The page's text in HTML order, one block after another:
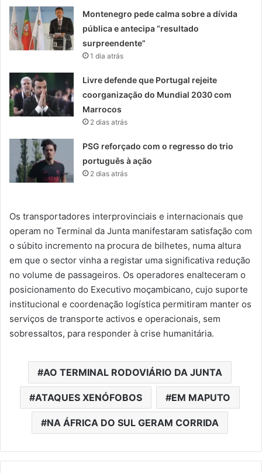
Montenegro pede calma sobre a dívida
pública e antecipa “resultado
surpreendente”
1 dia atrás
Livre defende que Portugal rejeite
coorganização do Mundial 2030 com
Marrocos
2 dias atrás
PSG reforçado com o regresso do trio
português à ação
2 dias atrás
Os transportadores interprovinciais e internacionais que
operam no Terminal da Junta manifestaram satisfação com
o súbito incremento na procura de bilhetes, numa altura
em que o sector vinha a registar uma significativa redução
no volume de passageiros. Os operadores enalteceram o
posicionamento do Executivo moçambicano, cujo suporte
institucional e coordenação logística permitiram manter os
serviços de transporte activos e operacionais, sem
sobressaltos, para responder à crise humanitária.
AO TERMINAL RODOVIÁRIO DA JUNTA
ATAQUES XENÓFOBOS EM MAPUTO
NA ÁFRICA DO SUL GERAM CORRIDA